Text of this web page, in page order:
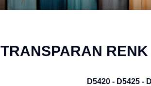
TRANSPARAN
D5420 - D5425 -